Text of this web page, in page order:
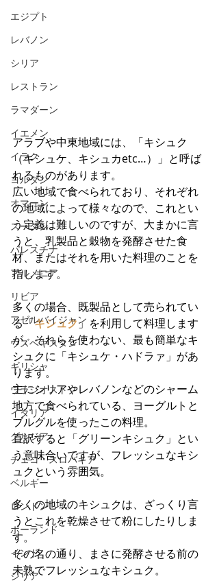
エジプト
レバノン
シリア
レストラン
ラマダーン
イエメン
イラク
ヨルダン
オマーン
スーダン
パレスチナ
アルメニア
リビア
アゼルバイジャン
ウズベキスタン
ギリシャ
ウラジオストク
イタリア
グルジア
チェコ・スロバキア
ベルギー
ロンドン
ポーランド
インド
シリア
アラブや中東地域には、「キシュク
（キシュケ、キシュカetc…）」と呼ば
れるものがあります。
広い地域で食べられており、それぞれ
の地域によって様々なので、これとい
う定義は難しいのですが、大まかに言
うと、乳製品と穀物を発酵させた食
材、またはそれを用いた料理のことを
指します。
多くの場合、既製品として売られてい
る「キシュク」を利用して料理します
が、それらを使わない、最も簡単なキ
シュクに「キシュケ・ハドラァ」があ
ります。
主にシリアやレバノンなどのシャーム
地方で食べられている、ヨーグルトと
ブルグルを使ったこの料理。
直訳すると「グリーンキシュク」とい
う意味合いですが、フレッシュなキシ
ュクという雰囲気。
多くの地域のキシュクは、ざっくり言
うとこれを乾燥させて粉にしたりしま
す。
その名の通り、まさに発酵させる前の
未熟でフレッシュなキシュク。